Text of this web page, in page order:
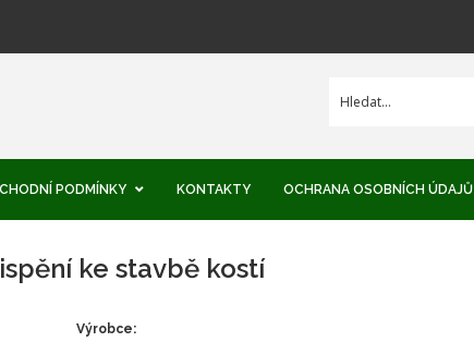
PODMÍNKY KONTAKTY OCHRANA OSOBNÍCH ÚDAJŮ
ke stavbě kostí
Výrobce: